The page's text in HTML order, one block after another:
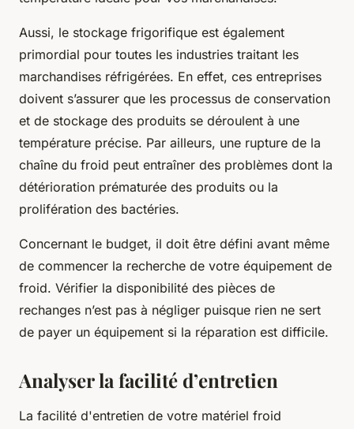
Aussi, le stockage frigorifique est également
primordial pour toutes les industries traitant les
marchandises réfrigérées. En effet, ces entreprises
doivent s’assurer que les processus de conservation
et de stockage des produits se déroulent à une
température précise. Par ailleurs, une rupture de la
chaîne du froid peut entraîner des problèmes dont la
détérioration prématurée des produits ou la
prolifération des bactéries.
Concernant le budget, il doit être défini avant même
de commencer la recherche de votre équipement de
froid. Vérifier la disponibilité des pièces de
rechanges n’est pas à négliger puisque rien ne sert
de payer un équipement si la réparation est difficile.
Analyser la facilité d’entretien
La facilité d'entretien de votre matériel froid